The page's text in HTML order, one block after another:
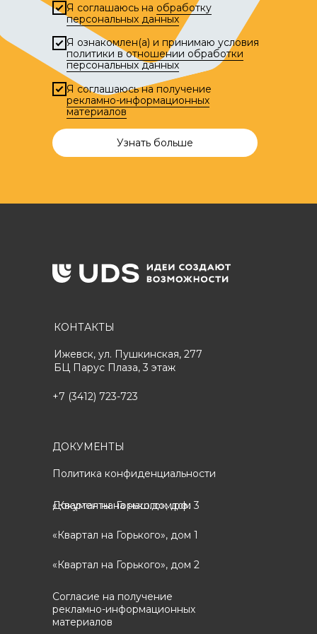
Я соглашаюсь на обработку
персональных данных
Я ознакомлен(а) и принимаю условия
политики в отношении обработки
персональных данных
Я соглашаюсь на получение
рекламно-информационных
материалов
Узнать больше
КОНТАКТЫ
Ижевск, ул. Пушкинская, 277
БЦ Парус Плаза, 3 этаж
ДОКУМЕНТЫ
Политика конфиденциальности
«Квартал на Горького», дом 3
Документы на наш.дом.рф:
«Квартал на Горького», дом 1
«Квартал на Горького», дом 2
+7 (3412) 723-723
Согласие на получение
рекламно-информационных
материалов